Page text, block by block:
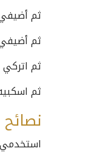
ثم
ثم
ثم اتركي
ثم
نصائح